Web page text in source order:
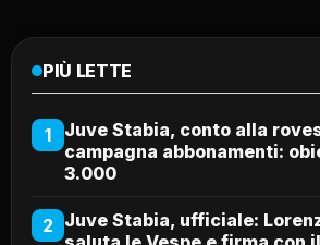
PIÙ LETTE
1
Juve Stabia, conto alla
campagna abbonamenti:
3.000
2 Juve Stabia, ufficiale: